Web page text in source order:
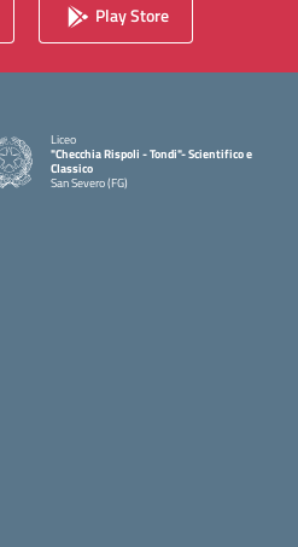
Play Store
Liceo
"Checchia Rispoli - Tondi"- Scientifico e
Classico
San Severo (FG)